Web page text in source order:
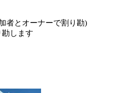
者とオーナーで割り勘)
します